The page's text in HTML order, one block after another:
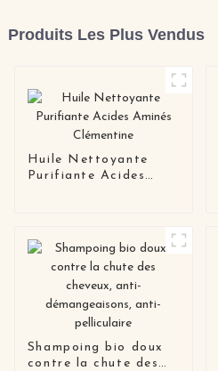
Produits Les Plus Vendus
Huile Nettoyante
Purifiante Acides
Shampoing bio doux
contre la chute des